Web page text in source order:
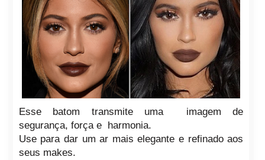
Esse batom transmite uma imagem de
segurança, força e harmonia.
Use para dar um ar mais elegante e refinado aos
seus makes.